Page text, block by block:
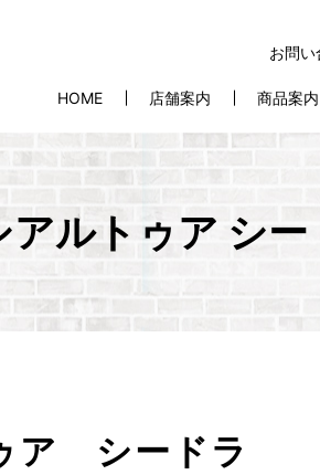
お問い
HOME 店舗案内 商品案内
アルトゥア シー
ア シードラ